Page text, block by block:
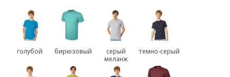
голубой бирюзовый
серый
меланж
темно-серый